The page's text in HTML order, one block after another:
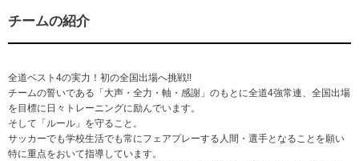
チームの紹介
全道ベスト4の実力！初の全国出場へ挑戦!!
チームの誓いである「大声・全力・軸・感謝」のもとに全道4強常連、全国出場
を目標に日々トレーニングに励んでいます。
そして「ルール」を守ること。
サッカーでも学校生活でも常にフェアプレーする人間・選手となることを願い
特に重点をおいて指導しています。